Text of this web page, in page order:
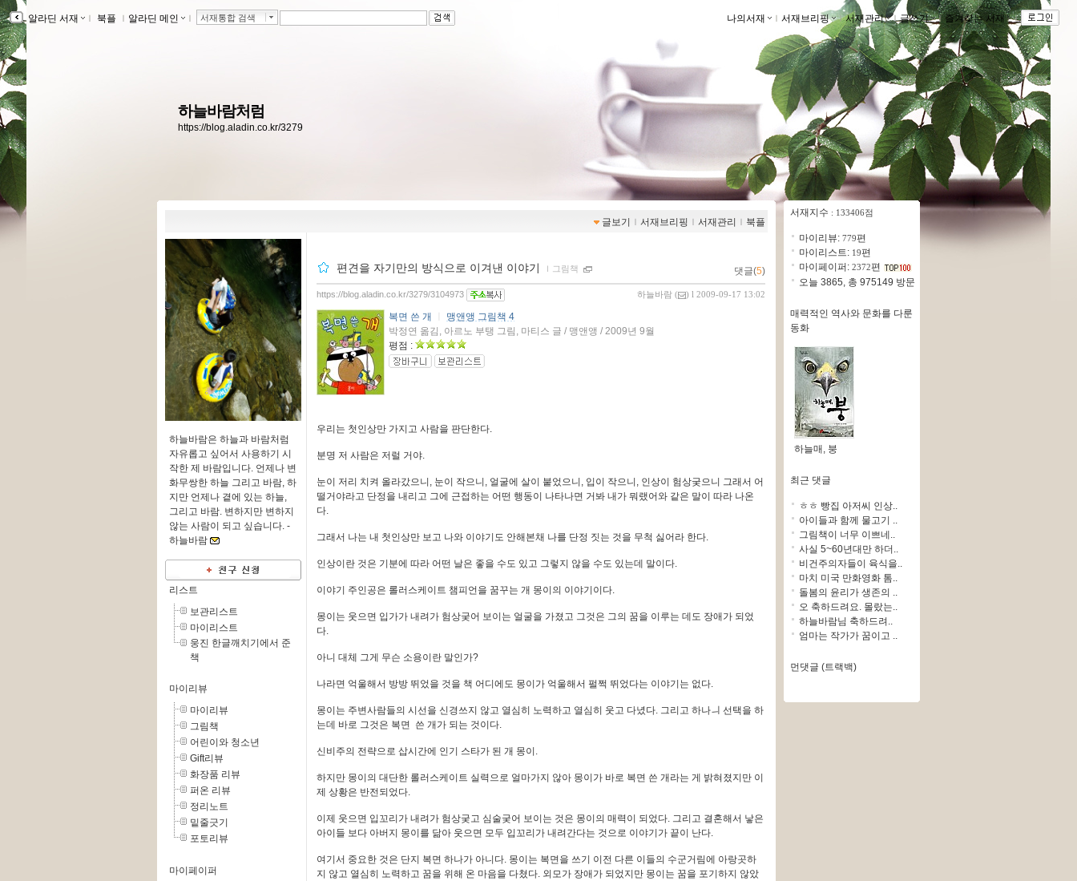
알라딘 서재 ｌ 북플 ｌ 알라딘 메인 ｌ 서재통합 검색 나의서재 ｌ 서재브리핑 ｌ서재관리 ｌ글쓰기 ｌ 즐겨찾는 서재 ｌ
하늘바람처럼
https://blog.aladin.co.kr/3279
글보기 ｌ 서재브리핑 ｌ 서재관리 ｌ 북플
하늘바람은 하늘과 바람처럼
자유롭고 싶어서 사용하기 시
작한 제 바람입니다. 언제나 변
화무쌍한 하늘 그리고 바람, 하
지만 언제나 곁에 있는 하늘,
그리고 바람. 변하지만 변하지
않는 사람이 되고 싶습니다. -
하늘바람
리스트
보관리스트
마이리스트
웅진 한글깨치기에서 준
책
마이리뷰
마이리뷰
그림책
어린이와 청소년
Gift리뷰
화장품 리뷰
퍼온 리뷰
정리노트
밑줄긋기
포토리뷰
마이페이퍼
편견을 자기만의 방식으로 이겨낸 이야기 ｌ 그림책 댓글(5)
하늘바람 ( ) l 2009-09-17 13:02
https://blog.aladin.co.kr/3279/3104973
복면 쓴 개
맹앤앵 그림책 4
박정연 옮김, 아르노 부탱 그림, 마티스 글 / 맹앤앵 / 2009년 9월
평점 :
우리는 첫인상만 가지고 사람을 판단한다.
분명 저 사람은 저럴 거야.
눈이 저리 치켜 올라갔으니, 눈이 작으니, 얼굴에 살이 붙었으니, 입이 작으니, 인상이 험상궂으니 그래서 어
떨거야라고 단정을 내리고 그에 근접하는 어떤 행동이 나타나면 거봐 내가 뭐랬어와 같은 말이 따라 나온
다.
그래서 나는 내 첫인상만 보고 나와 이야기도 안해본채 나를 단정 짓는 것을 무척 싫어라 한다.
인상이란 것은 기분에 따라 어떤 날은 좋을 수도 있고 그렇지 않을 수도 있는데 말이다.
이야기 주인공은 롤러스케이트 챔피언을 꿈꾸는 개 몽이의 이야기이다.
몽이는 웃으면 입가가 내려가 험상궂어 보이는 얼굴을 가졌고 그것은 그의 꿈을 이루는 데도 장애가 되었
다.
아니 대체 그게 무슨 소용이란 말인가?
나라면 억울해서 방방 뛰었을 것을 책 어디에도 몽이가 억울해서 펄쩍 뛰었다는 이야기는 없다.
몽이는 주변사람들의 시선을 신경쓰지 않고 열심히 노력하고 열심히 웃고 다녔다. 그리고 하나ㅢ 선택을 하
는데 바로 그것은 복면 쓴 개가 되는 것이다.
신비주의 전략으로 삽시간에 인기 스타가 된 개 몽이.
하지만 몽이의 대단한 롤러스케이트 실력으로 얼마가지 않아 몽이가 바로 복면 쓴 개라는 게 밝혀졌지만 이
제 상황은 반전되었다.
이제 웃으면 입꼬리가 내려가 험상궂고 심술궂어 보이는 것은 몽이의 매력이 되었다. 그리고 결혼해서 낳은
아이들 보다 아버지 몽이를 닮아 웃으면 모두 입꼬리가 내려간다는 것으로 이야기가 끝이 난다.
여기서 중요한 것은 단지 복면 하나가 아니다. 몽이는 복면을 쓰기 이전 다른 이들의 수군거림에 아랑곳하
지 않고 열심히 노력하고 꿈을 위해 온 마음을 다쳤다. 외모가 장애가 되었지만 몽이는 꿈을 포기하지 않았
서재지수 : 133406점
마이리뷰: 779편
마이리스트: 19편
마이페이퍼: 2372편
오늘 3865, 총 975149 방문
매력적인 역사와 문화를 다룬
동화
하늘매, 붕
최근 댓글
ㅎㅎ 빵집 아저씨 인상..
아이들과 함께 물고기 ..
그림책이 너무 이쁘네..
사실 5~60년대만 하더..
비건주의자들이 육식을..
마치 미국 만화영화 톰..
돌봄의 윤리가 생존의 ..
오 축하드려요. 몰랐는..
하늘바람님 축하드려..
엄마는 작가가 꿈이고 ..
먼댓글 (트랙백)